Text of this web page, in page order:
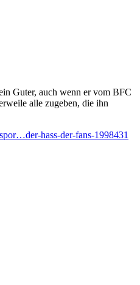
Guter, auch wenn er vom BFC
alle zugeben, die ihn
hass-der-fans-1998431